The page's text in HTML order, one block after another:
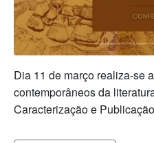
Dia 11 de março realiza-se
contemporâneos da
Caracterização e